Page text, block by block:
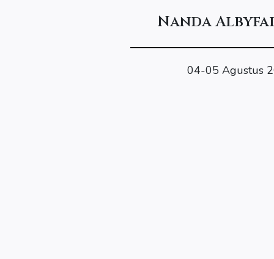
Nanda
04-05 Agustus